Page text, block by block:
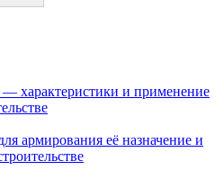
характеристики и применение
армирования её назначение и